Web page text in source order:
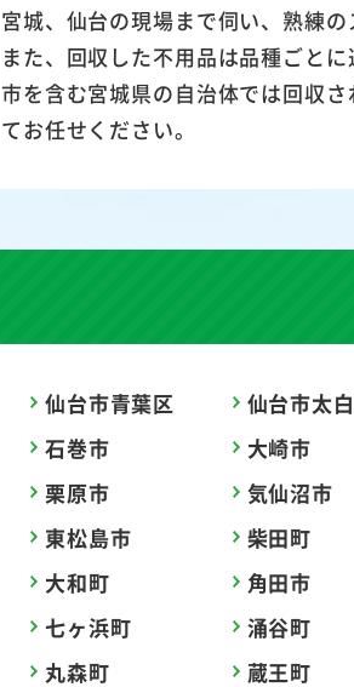
宮城、仙台の現場まで伺い、熟練の
また、 回収した不用品は品種ごと
市を含む宮城県の自治体では回収
てお任せください。
仙台市青葉区 仙台市太
石巻市
大崎市
栗原市
気仙沼市
東松島市
柴田町
大和町
角田市
七ヶ浜町
涌谷町
丸森町
蔵王町